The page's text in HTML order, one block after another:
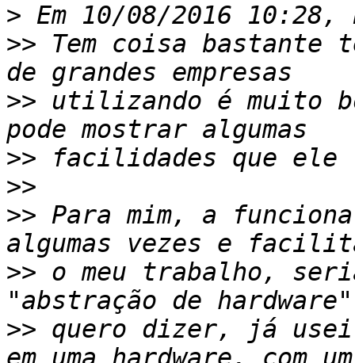
>
>> Tem coisa
>> utilizando é muito
>>
>>
>> Para mim, a
>> o meu trabalho,
>> quero dizer, já usei